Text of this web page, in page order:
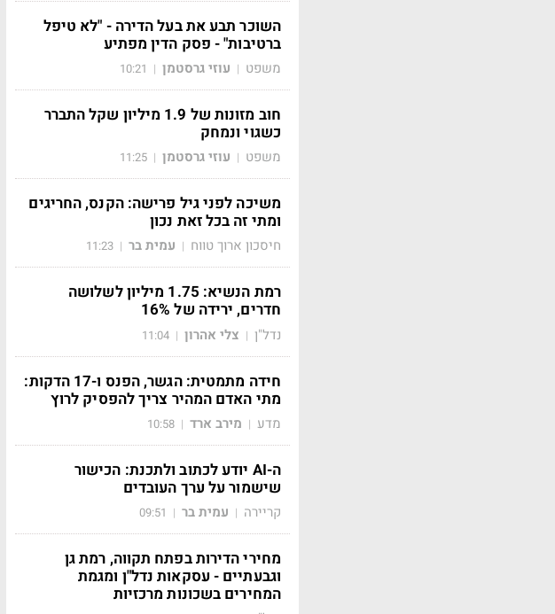
השוכר תבע את בעל הדירה - "לא טיפל
ברטיבות" - פסק הדין מפתיע
משפט | עוזי גרסטמן |
10:21
חוב מזונות של 1.9 מיליון שקל התברר
כשגוי ונמחק
משפט | עוזי גרסטמן |
11:25
משיכה לפני גיל פרישה: הקנס, החריגים
ומתי זה בכל זאת נכון
חיסכון ארוך טווח | עמית בר |
11:23
רמת הנשיא: 1.75 מיליון לשלושה
חדרים, ירידה של 16%
נדל"ן | צלי אהרון |
11:04
חידה מתמטית: הגשר, הפנס ו-17 הדקות:
מתי האדם המהיר צריך להפסיק לרוץ
מדע | מירב ארד |
10:58
ה-AI יודע לכתוב ולתכנת: הכישור
שישמור על ערך העובדים
קריירה | עמית בר |
09:51
מחירי הדירות בפתח תקווה, רמת גן
וגבעתיים - עסקאות נדל"ן ומגמת
המחירים בשכונות מרכזיות